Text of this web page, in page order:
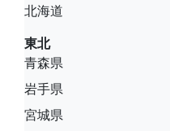
北海道
東北
青森県
岩手県
宮城県